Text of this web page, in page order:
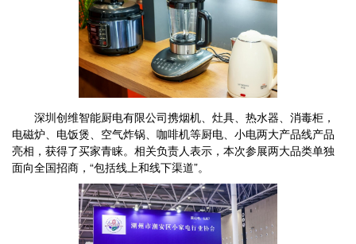
深圳创维智能厨电有限公司携烟机、灶具、热水器、消毒柜，
电磁炉、电饭煲、空气炸锅、咖啡机等厨电、小电两大产品线产品
亮相，获得了买家青睐。相关负责人表示，本次参展两大品类单独
面向全国招商，“包括线上和线下渠道”。